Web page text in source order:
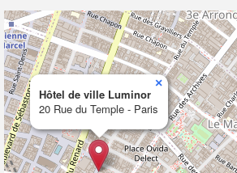
Hôtel de ville Luminor
20 Rue du Temple - Paris
×